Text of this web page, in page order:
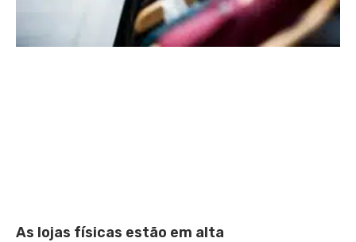
As lojas físicas estão em alta